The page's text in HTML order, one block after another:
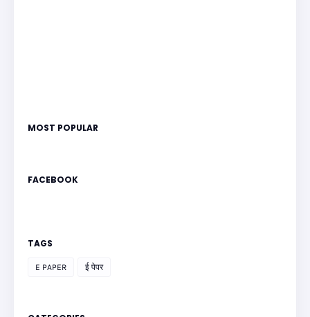
MOST POPULAR
FACEBOOK
TAGS
E PAPER ई पेपर